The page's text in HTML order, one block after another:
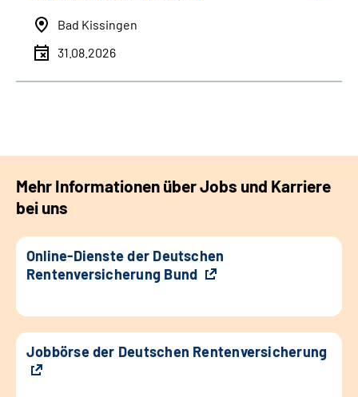
Bad Kissingen
31.08.2026
Mehr Informationen über Jobs und Karriere
bei uns
Online-Dienste der Deutschen
Rentenversicherung Bund
Jobbörse der Deutschen Rentenversicherung